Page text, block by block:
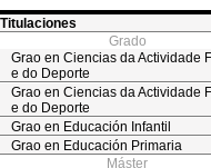
Titulaciones
Grado
Grao en Ciencias da Actividade
e do Deporte
Grao en Ciencias da Actividade
e do Deporte
Grao en Educación Infantil
Grao en Educación Primaria
Máster